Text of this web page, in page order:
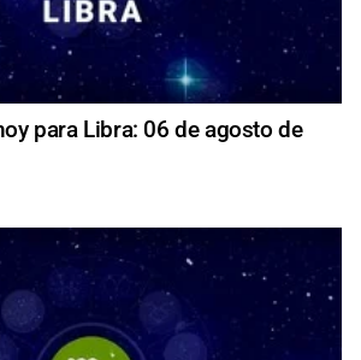
para Libra: 06 de agosto de